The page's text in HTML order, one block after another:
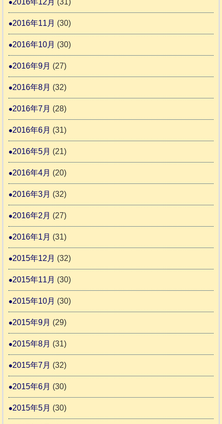
2016年11月 (30)
2016年10月 (30)
2016年9月 (27)
2016年8月 (32)
2016年7月 (28)
2016年6月 (31)
2016年5月 (21)
2016年4月 (20)
2016年3月 (32)
2016年2月 (27)
2016年1月 (31)
2015年12月 (32)
2015年11月 (30)
2015年10月 (30)
2015年9月 (29)
2015年8月 (31)
2015年7月 (32)
2015年6月 (30)
2015年5月 (30)